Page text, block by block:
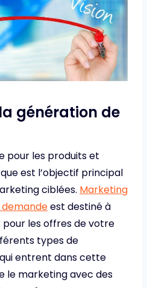
génération de
pour les produits et
est l’objectif principal
ciblées. Marketing
est destiné à
les offres de votre
types de
entrent dans cette
le marketing avec des